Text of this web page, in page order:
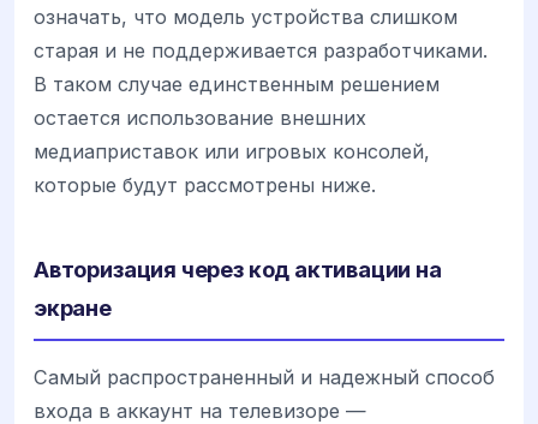
означать, что модель устройства слишком
старая и не поддерживается разработчиками.
В таком случае единственным решением
остается использование внешних
медиаприставок или игровых консолей,
которые будут рассмотрены ниже.
Авторизация через код активации на
экране
Самый распространенный и надежный способ
входа в аккаунт на телевизоре —